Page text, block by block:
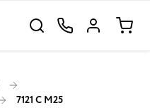
7121 C M25